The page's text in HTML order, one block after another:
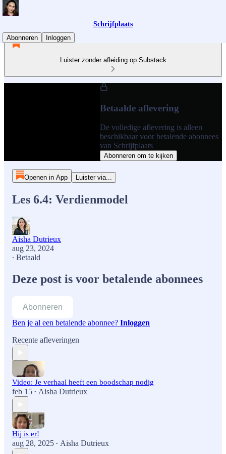
Schrijfplaats
Abonneren
Inloggen
Luister zonder afleiding op Substack
Betaalde aflevering
De volledige aflevering is alleen
beschikbaar voor betalende abonnees
van Schrijfplaats
Abonneren om te kijken
Openen in App Luister via...
Les 6.4: Verdienmodel
Aisha Dutrieux
aug 23, 2024
∙ Betaald
Deze post is voor betalende abonnees
Abonneren
Ben je al een betalende abonnee? Inloggen
Recente afleveringen
Video: Je verhaal heeft een boodschap nodig
feb 15 • Aisha Dutrieux
Hij is er!
aug 28, 2025 • Aisha Dutrieux